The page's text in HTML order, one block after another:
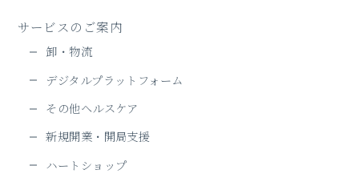
サービスのご案内
卸・物流
デジタルプラットフォーム
その他ヘルスケア
新規開業・開局支援
ハートショップ